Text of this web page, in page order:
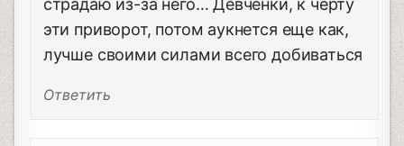
страдаю из-за него… Девченки, к черту
эти приворот, потом аукнется еще как,
лучше своими силами всего добиваться
Ответить